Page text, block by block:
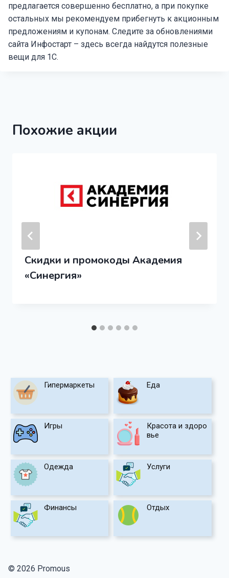
предлагается совершенно бесплатно, а при покупке
остальных мы рекомендуем прибегнуть к акционным
предложениям и купонам. Следите за обновлениями
сайта Инфостарт – здесь всегда найдутся полезные
вещи для 1С.
Похожие акции
Скидки и промокоды Академия
«Синергия»
Гипермаркеты Еда
Игры
Красота и здоро
вье
Одежда Услуги
Финансы Отдых
© 2026 Promous